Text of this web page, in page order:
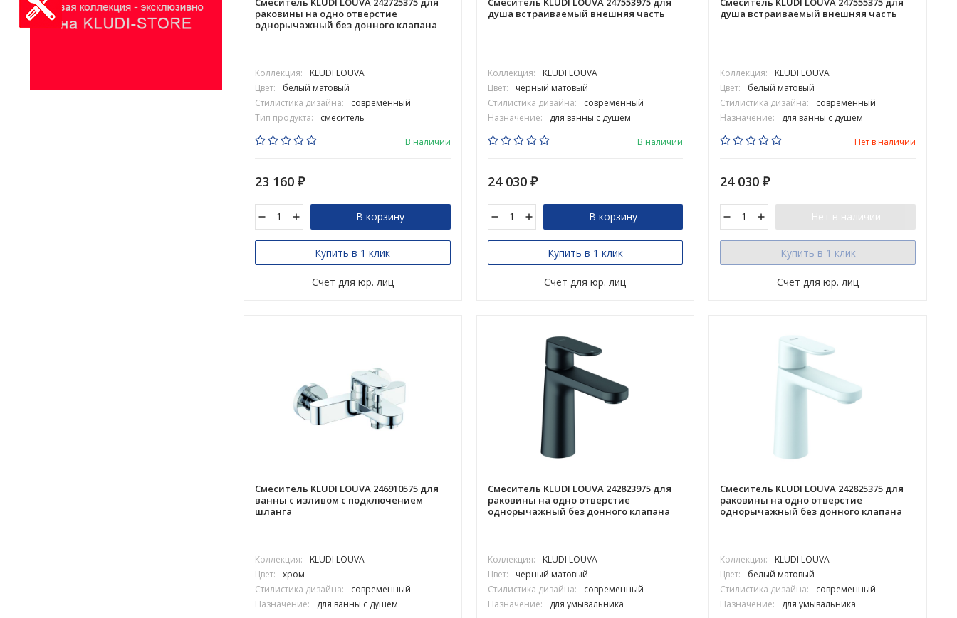
раковины на одно отверстие
однорычажный без донного клапана
Коллекция:
KLUDI LOUVA
Цвет:
белый матовый
Стилистика дизайна:
современный
Тип продукта:
смеситель
В наличии
23 160 ₽
В корзину
Купить в 1 клик
Счет для юр. лиц
душа встраиваемый внешняя часть
Коллекция:
KLUDI LOUVA
Цвет:
черный матовый
Стилистика дизайна:
современный
Назначение:
для ванны с душем
В наличии
24 030 ₽
В корзину
Купить в 1 клик
Счет для юр. лиц
душа встраиваемый внешняя часть
Коллекция:
KLUDI LOUVA
Цвет:
белый матовый
Стилистика дизайна:
современный
Назначение:
для ванны с душем
Нет в наличии
24 030₽
Нет в наличии
Купить в 1 клик
Счет для юр. лиц
Смеситель KLUDI LOUVA 246910575 для
ванны с изливом с подключением
шланга
Коллекция:
KLUDI LOUVA
Цвет:
хром
Стилистика дизайна:
современный
Назначение:
для ванны с душем
Смеситель KLUDI LOUVA 242823975 для
раковины на одно отверстие
однорычажный без донного клапана
Коллекция:
KLUDI LOUVA
Цвет:
черный матовый
Стилистика дизайна:
современный
Назначение:
для умывальника
Смеситель KLUDI LOUVA 242825375 для
раковины на одно отверстие
однорычажный без донного клапана
Коллекция:
KLUDI LOUVA
Цвет:
белый матовый
Стилистика дизайна:
современный
Назначение:
для умывальника